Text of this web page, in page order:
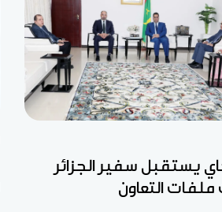
يستقبل سفير الجزائر
التعاون